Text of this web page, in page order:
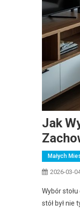
Jak
Małych
2026-03-
Wybór
stół był